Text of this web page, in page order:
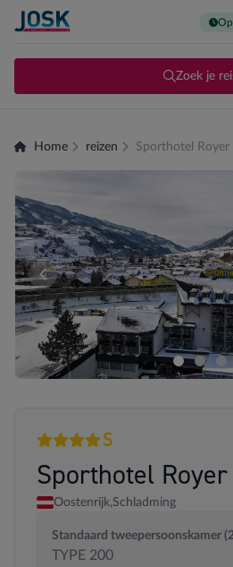
Terug naar de homepage
Zoek je
Home reizen Sporthotel Royer
Er zijn momenteel geen
4 sterrenSuperior
S
Sporthotel Royer
Oostenrijk,Schladming
Standaard tweepersoonskamer
TYPE 200